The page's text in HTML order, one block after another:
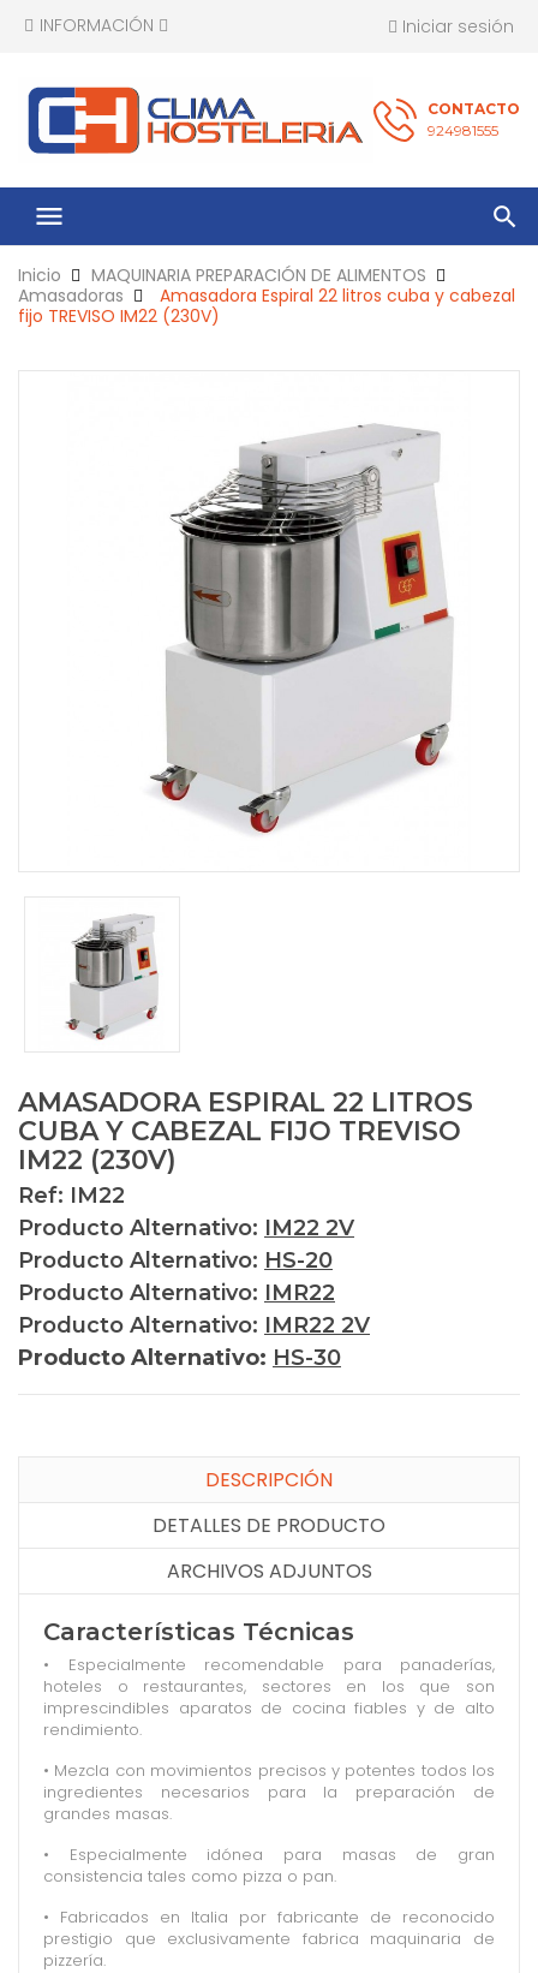
INFORMACIÓN Iniciar sesión
CONTACTO
924981555
menu
Inicio
MAQUINARIA PREPARACIÓN DE ALIMENTOS
Amasadoras
Amasadora Espiral 22 litros cuba y cabezal
fijo TREVISO IM22 (230V)
AMASADORA ESPIRAL 22 LITROS
CUBA Y CABEZAL FIJO TREVISO
IM22 (230V)
Ref: IM22
Producto Alternativo: IM22 2V
Producto Alternativo: HS-20
Producto Alternativo: IMR22
Producto Alternativo: IMR22 2V
Producto Alternativo: HS-30
DESCRIPCIÓN
DETALLES DE PRODUCTO
ARCHIVOS ADJUNTOS
Características Técnicas
• Especialmente recomendable para panaderías,
hoteles o restaurantes, sectores en los que son
imprescindibles aparatos de cocina fiables y de alto
rendimiento.
• Mezcla con movimientos precisos y potentes todos los
ingredientes necesarios para la preparación de
grandes masas.
• Especialmente idónea para masas de gran
consistencia tales como pizza o pan.
• Fabricados en Italia por fabricante de reconocido
prestigio que exclusivamente fabrica maquinaria de
pizzería.